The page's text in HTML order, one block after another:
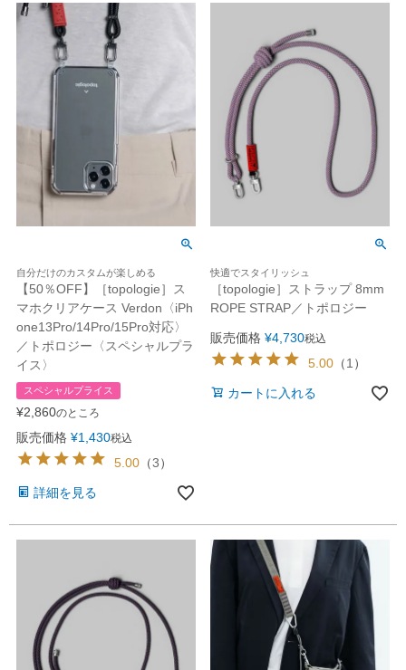
自分だけのカスタムが楽しめる
【50％OFF】［topologie］ス
マホクリアケース Verdon〈iPh
one13Pro/14Pro/15Pro対応〉
／トポロジー〈スペシャルプラ
イス〉
スペシャルプライス
¥2,860のところ
販売価格 ¥1,430税込
5.00 （3）
詳細を見る
快適でスタイリッシュ
［topologie］ストラップ 8mm
ROPE STRAP／トポロジー
販売価格 ¥4,730税込
5.00 （1 ）
カートに入れる